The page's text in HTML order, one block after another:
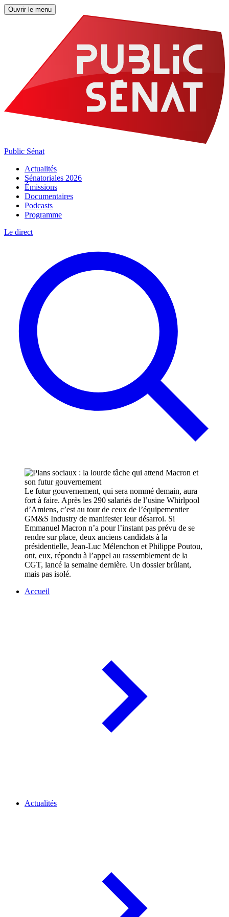
Ouvrir le menu
Public Sénat
Actualités
Sénatoriales 2026
Émissions
Documentaires
Podcasts
Programme
Le direct
Le futur gouvernement, qui sera nommé demain, aura
fort à faire. Après les 290 salariés de l’usine Whirlpool
d’Amiens, c’est au tour de ceux de l’équipementier
GM&S Industry de manifester leur désarroi. Si
Emmanuel Macron n’a pour l’instant pas prévu de se
rendre sur place, deux anciens candidats à la
présidentielle, Jean-Luc Mélenchon et Philippe Poutou,
ont, eux, répondu à l’appel au rassemblement de la
CGT, lancé la semaine dernière. Un dossier brûlant,
mais pas isolé.
Accueil
Actualités